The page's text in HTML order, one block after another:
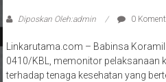
Diposkan Oleh:admin 0
Linkarutama.com – Babinsa
0410/KBL, memonitor pelaksanaan
terhadap tenaga kesehatan yang